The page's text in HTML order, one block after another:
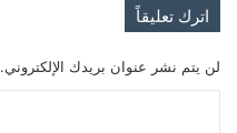
اترك تعليقاً
لن يتم نشر عنوان بريدك الإلكتروني.